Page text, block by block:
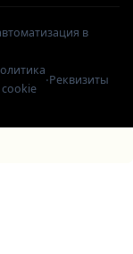
в
cookie
·Реквизиты